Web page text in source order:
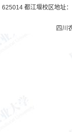
都江堰校区地址
四川